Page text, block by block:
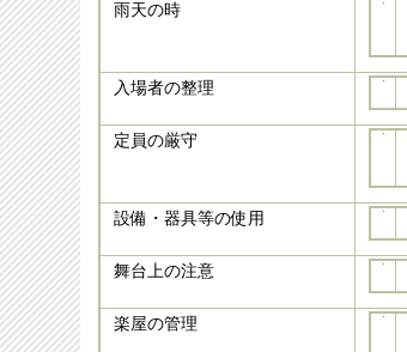
雨天の時
入場者の整理
定員の厳守
設備・器具等の使用
舞台上の注意
楽屋の管理